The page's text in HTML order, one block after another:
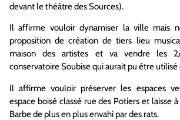
devant le théâtre des Sources).
Il affirme vouloir dynamiser la ville mais
proposition de création de tiers lieu
maison des artistes et va vendre les
conservatoire Soubise qui aurait pu être utilisé
Il affirme vouloir préserver les espaces
espace boisé classé rue des Potiers et laisse
Barbe de plus en plus envahi par des rats.